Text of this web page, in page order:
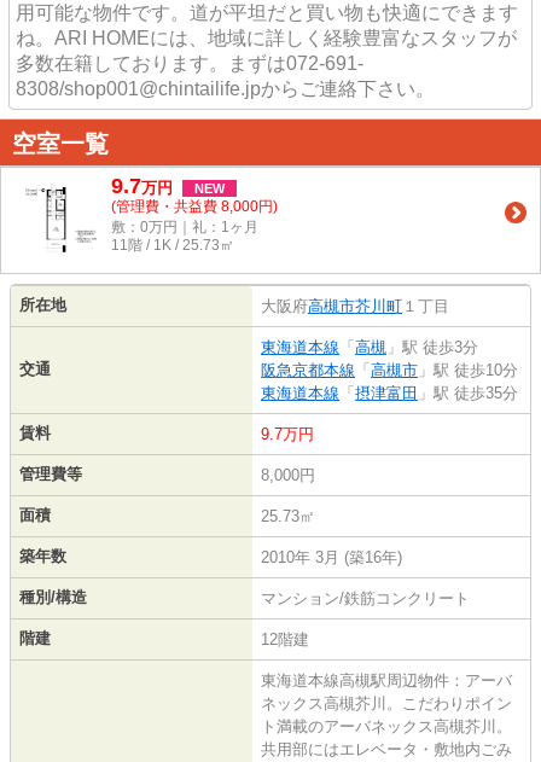
用可能な物件です。道が平坦だと買い物も快適にできます
ね。ARI HOMEには、地域に詳しく経験豊富なスタッフが
多数在籍しております。まずは072-691-
8308/shop001@chintailife.jpからご連絡下さい。
空室一覧
9.7万円 NEW
(管理費・共益費 8,000円)
敷：0万円｜礼：1ヶ月
11階 / 1K / 25.73㎡
所在地 大阪府高槻市芥川町 １丁目
交通
東海道本線 「 高槻 」駅 徒歩3分
阪急京都本線 「 高槻市 」駅 徒歩10分
東海道本線 「 摂津富田 」駅 徒歩35分
賃料 9.7万円
管理費等 8,000円
面積 25.73㎡
築年数 2010年 3月 (築16年)
種別/構造 マンション/鉄筋コンクリート
階建 12階建
東海道本線高槻駅周辺物件：アーバ
ネックス高槻芥川。こだわりポイン
ト満載のアーバネックス高槻芥川。
共用部にはエレベータ・敷地内ごみ